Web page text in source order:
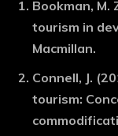
Bookman, M.
tourism in
Macmillan.
Connell, J.
tourism: